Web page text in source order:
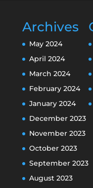
Archives
May 2024
April 2024
March 2024
February 2024
January 2024
December 2023
November 2023
October 2023
September 2023
August 2023